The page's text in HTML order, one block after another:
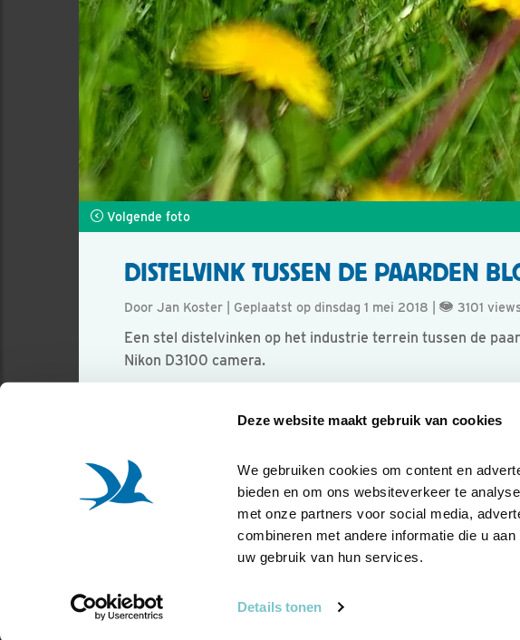
Deze website maakt gebruik van cookies
We gebruiken cookies om content en
bieden en om ons websiteverkeer te
met onze partners voor social media,
combineren met andere informatie die u
uw gebruik van hun services.
Details tonen
Volgende foto
DISTELVINK TUSSEN DE PAARDEN
Door Jan Koster | Geplaatst op dinsdag 1 mei 2018 | 3101
Een stel distelvinken op het industrie terrein tussen de
Nikon D3100 camera.